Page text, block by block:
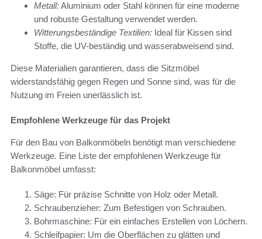
Metall:Aluminium oder Stahl können für eine moderne
und robuste Gestaltung verwendet werden.
Witterungsbeständige Textilien: Ideal für Kissen sind
Stoffe, die UV-beständig und wasserabweisend sind.
Diese Materialien garantieren, dass die Sitzmöbel
widerstandsfähig gegen Regen und Sonne sind, was für die
Nutzung im Freien unerlässlich ist.
Empfohlene Werkzeuge für das Projekt
Für den Bau von Balkonmöbeln benötigt man verschiedene
Werkzeuge. Eine Liste der empfohlenen Werkzeuge für
Balkonmöbel umfasst:
Säge: Für präzise Schnitte von Holz oder Metall.
Schraubenzieher: Zum Befestigen von Schrauben.
Bohrmaschine: Für ein einfaches Erstellen von Löchern.
Schleifpapier: Um die Oberflächen zu glätten und